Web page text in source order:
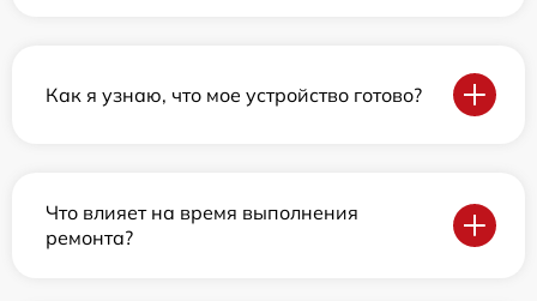
Как я узнаю, что мое устройство готово?
Что влияет на время выполнения
ремонта?